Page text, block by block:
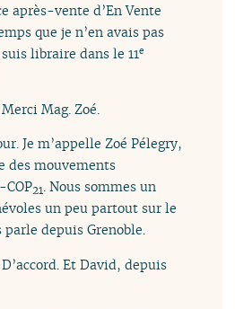
après-vente d’En Vente
que je n’en avais pas
libraire dans le 11e
Merci Mag. Zoé.
Je m’appelle Zoé Pélegry,
des mouvements
21. Nous sommes un
un peu partout sur le
depuis Grenoble.
D’accord. Et David, depuis